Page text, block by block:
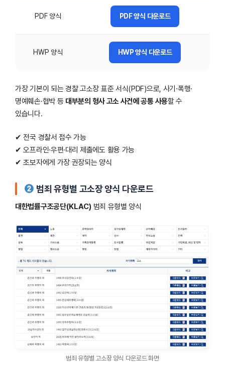
PDF 양식 PDF 양식 다운로드
HWP 양식 HWP 양식 다운로드
가장 기본이 되는 경찰 고소장 표준 서식(PDF)으로, 사기·폭행·
명예훼손·협박 등 대부분의 형사 고소 사건에 공통 사용할 수
있습니다.
✔ 전국 경찰서 접수 가능
✔ 오프라인·우편·대리 제출에도 활용 가능
✔ 초보자에게 가장 권장되는 양식
범죄 유형별 고소장 양식 다운로드
대한법률구조공단(KLAC)범죄 유형별 양식
범죄 유형별 고소장 양식 다운로드 화면